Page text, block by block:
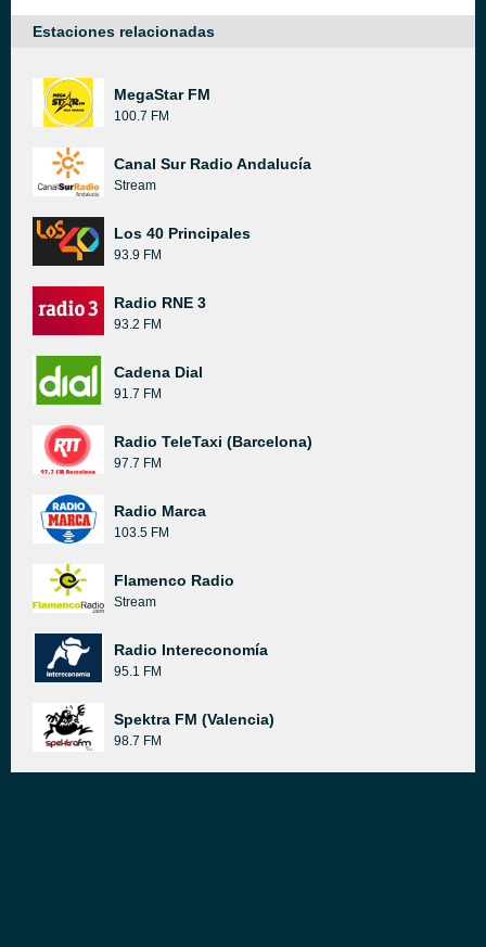
Estaciones relacionadas
MegaStar FM
100.7 FM
Canal Sur Radio Andalucía
Stream
Los 40 Principales
93.9 FM
Radio RNE 3
93.2 FM
Cadena Dial
91.7 FM
Radio TeleTaxi (Barcelona)
97.7 FM
Radio Marca
103.5 FM
Flamenco Radio
Stream
Radio Intereconomía
95.1 FM
Spektra FM (Valencia)
98.7 FM